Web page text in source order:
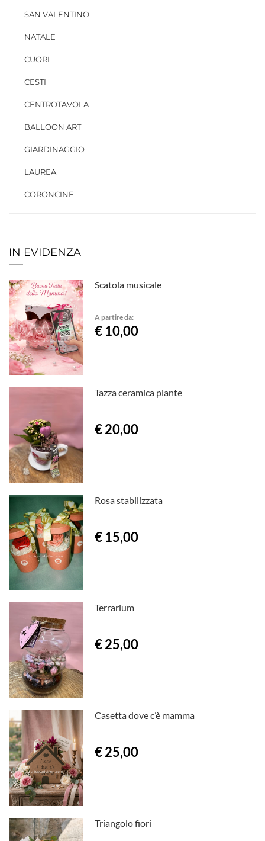
SAN VALENTINO
NATALE
CUORI
CESTI
CENTROTAVOLA
BALLOON ART
GIARDINAGGIO
LAUREA
CORONCINE
IN EVIDENZA
Scatola musicale
A partire da:
€ 10,00
Tazza ceramica piante
€ 20,00
Rosa stabilizzata
€ 15,00
Terrarium
€ 25,00
Casetta dove c’è mamma
€ 25,00
Triangolo fiori